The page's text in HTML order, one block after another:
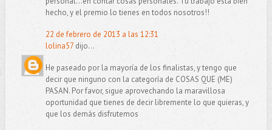
hecho, y el premio lo tienes en todos nosotros!!
22 de febrero de 2013 a las 12:31
lolina57dijo...
He paseado por la mayoría de los finalistas, y tengo que
decir que ninguno con la categoría de COSAS QUE (ME)
PASAN. Por favor, sigue aprovechando la maravillosa
oportunidad que tienes de decir libremente lo que quieras, y
que los demás disfrutemos